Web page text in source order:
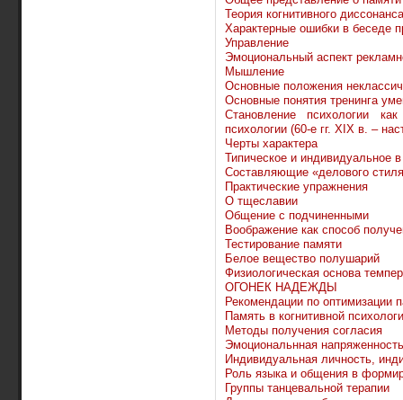
Теория когнитивного
Характерные ошибки в беседе
Управление
Эмоциональный аспект
Мышление
Основные положения
Основные понятия тренинга
Становление психологии
психологии (60-е гг. XIX в. –
Черты характера
Типическое и индивидуальное в
Cоставляющие «делового
Практические упражнения
О тщеславии
Общение с подчиненными
Воображение как способ
Тестирование памяти
Белое вещество полушарий
Физиологическая основа
ОГОНЕК НАДЕЖДЫ
Рекомендации по оптимизации
Память в когнитивной
Методы получения согласия
Эмоциональнная
Индивидуальная личность,
Роль языка и общения в
Группы танцевальной терапии